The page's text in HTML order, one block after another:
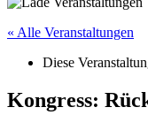
« Alle Veranstaltungen
Diese
Kongress: